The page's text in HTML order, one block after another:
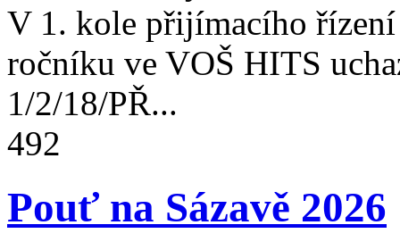
V 1. kole přijímacího
ročníku ve VOŠ HITS
1/2/18/PŘ...
492
Pouť na Sázavě 2026